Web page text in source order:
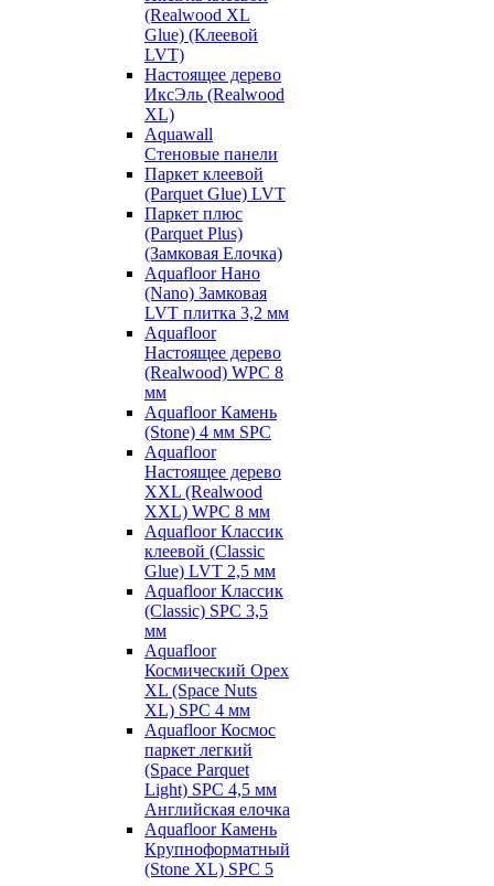
(Realwood XL
Glue) (Клеевой
LVT)
Настоящее дерево
ИксЭль (Realwood
XL)
Aquawall
Стеновые панели
Паркет клеевой
(Parquet Glue) LVT
Паркет плюс
(Parquet Plus)
(Замковая Елочка)
Aquafloor Нано
(Nano) Замковая
LVT плитка 3,2 мм
Aquafloor
Настоящее дерево
(Realwood) WPC 8
мм
Aquafloor Камень
(Stone) 4 мм SPC
Aquafloor
Настоящее дерево
XXL (Realwood
XXL) WPC 8 мм
Aquafloor Классик
клеевой (Classic
Glue) LVT 2,5 мм
Aquafloor Классик
(Classic) SPC 3,5
мм
Aquafloor
Космический Орех
XL (Space Nuts
XL) SPC 4 мм
Aquafloor Космос
паркет легкий
(Space Parquet
Light) SPC 4,5 мм
Английская елочка
Aquafloor Камень
Крупноформатный
(Stone XL) SPC 5